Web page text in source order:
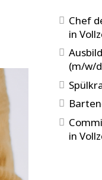
Chef
in
(m/w/
in